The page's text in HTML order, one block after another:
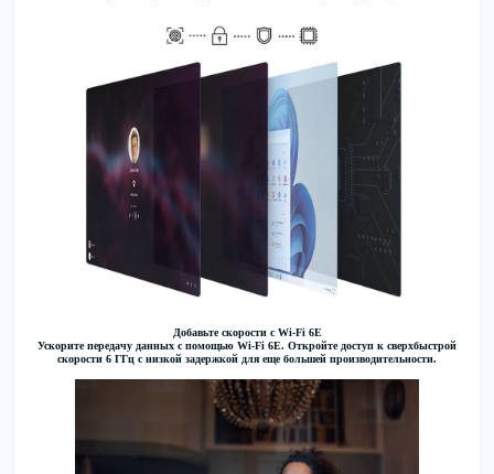
Добавьте скорости с Wi-Fi 6E
Ускорите передачу данных с помощью Wi-Fi 6E. Откройте доступ к сверхбыстрой
скорости 6 ГГц с низкой задержкой для еще большей производительности.